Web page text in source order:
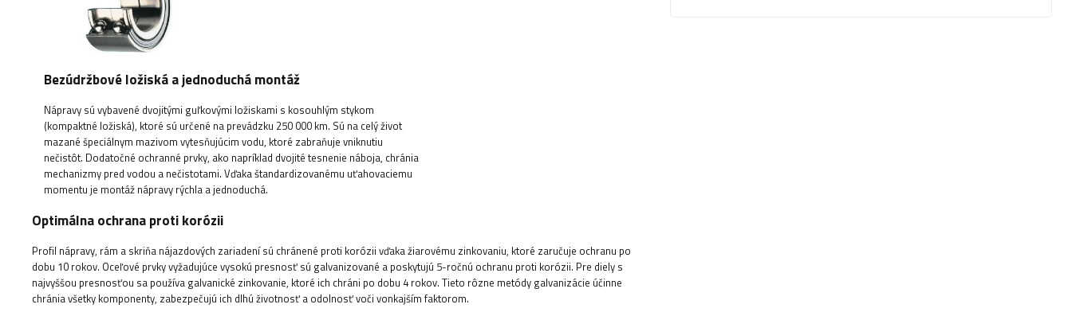
Bezúdržbové ložiská a jednoduchá montáž
Nápravy sú vybavené dvojitými guľkovými ložiskami s kosouhlým stykom
(kompaktné ložiská), ktoré sú určené na prevádzku 250 000 km. Sú na celý život
mazané špeciálnym mazivom vytesňujúcim vodu, ktoré zabraňuje vniknutiu
nečistôt. Dodatočné ochranné prvky, ako napríklad dvojité tesnenie náboja, chránia
mechanizmy pred vodou a nečistotami. Vďaka štandardizovanému uťahovaciemu
momentu je montáž nápravy rýchla a jednoduchá.
Optimálna ochrana proti korózii
Profil nápravy, rám a skriňa nájazdových zariadení sú chránené proti korózii vďaka žiarovému zinkovaniu, ktoré zaručuje ochranu po
dobu 10 rokov. Oceľové prvky vyžadujúce vysokú presnosť sú galvanizované a poskytujú 5-ročnú ochranu proti korózii. Pre diely s
najvyššou presnosťou sa používa galvanické zinkovanie, ktoré ich chráni po dobu 4 rokov. Tieto rôzne metódy galvanizácie účinne
chránia všetky komponenty, zabezpečujú ich dlhú životnosť a odolnosť voči vonkajším faktorom.